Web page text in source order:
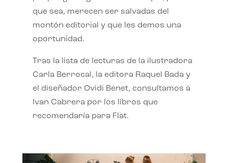
que sea, merecen ser salvadas del
montón editorial y que les demos una
oportunidad.
Tras la lista de lecturas de la ilustradora
Carla Berrocal, la editora Raquel Bada y
el diseñador Ovidi Benet, consultamos a
Ivan Cabrera por los libros que
recomendaría para Flat.